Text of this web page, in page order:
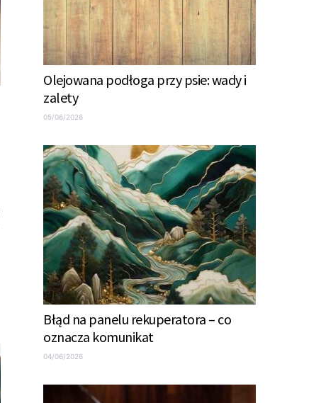
Olejowana podłoga przy psie: wady i
zalety
05/06/2026
Błąd na panelu rekuperatora – co
oznacza komunikat
04/06/2026